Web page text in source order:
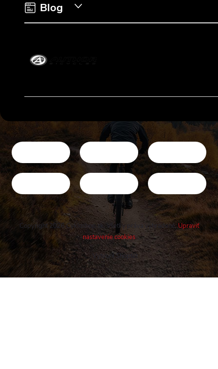
Blog
Vytvoril Shoptet
Copyright 2026 Cykloshop.sk. Všetky práva vyhradené.Upraviť
nastavenie cookies